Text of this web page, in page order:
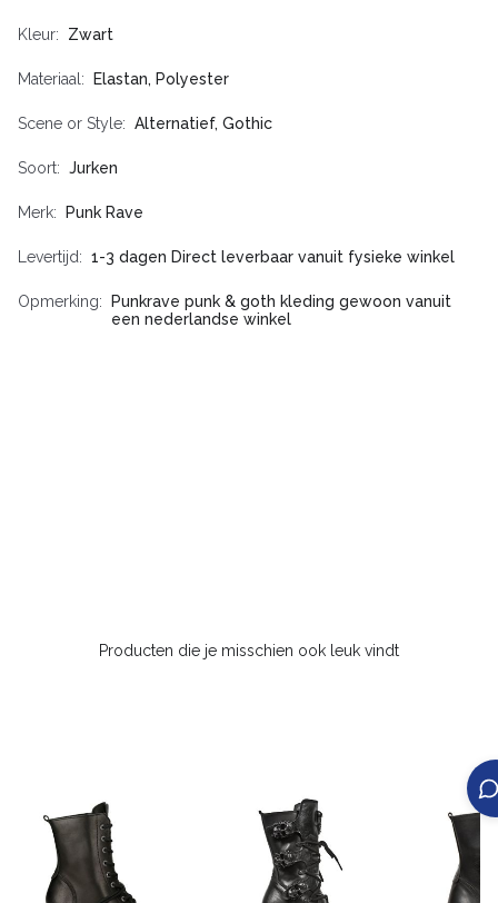
Kleur Zwart
Materiaal Elastan, Polyester
Scene or Style Alternatief, Gothic
Soort Jurken
Merk Punk Rave
Levertijd 1-3 dagen Direct leverbaar vanuit fysieke winkel
Opmerking
Punkrave punk & goth kleding gewoon vanuit
een nederlandse winkel
Producten die je misschien ook leuk vindt